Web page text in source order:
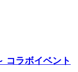
コラボイベント